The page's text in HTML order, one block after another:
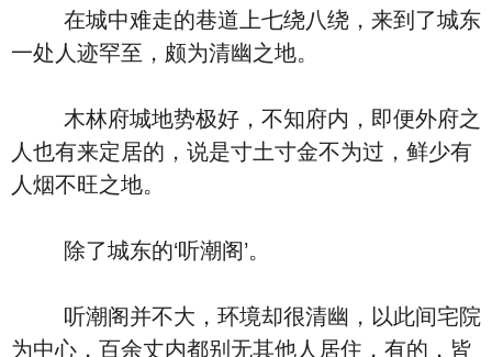
在城中难走的巷道上七绕八绕，来到了城东
一处人迹罕至，颇为清幽之地。
木林府城地势极好，不知府内，即便外府之
人也有来定居的，说是寸土寸金不为过，鲜少有
人烟不旺之地。
除了城东的‘听潮阁’。
听潮阁并不大，环境却很清幽，以此间宅院
为中心，百余丈内都别无其他人居住，有的，皆